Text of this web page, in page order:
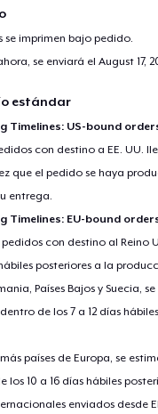
se imprimen bajo pedido.
se enviará elAugust 17,
estándar
Timelines: US-bound
con destino a EE. UU.
que el pedido se haya
entrega.
Timelines: EU-bound
pedidos con destino al Reino
posteriores a la
Países Bajos y Suecia,
de los 7 a 12 días
países de Europa, se
los 10 a 16 días hábiles
enviados desde